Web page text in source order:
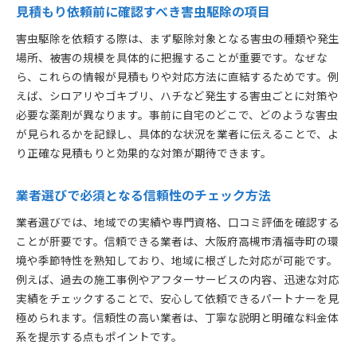
見積もり依頼前に確認すべき害虫駆除の項目
害虫駆除を依頼する際は、まず駆除対象となる害虫の種類や発生
場所、被害の規模を具体的に把握することが重要です。なぜな
ら、これらの情報が見積もりや対応方法に直結するためです。例
えば、シロアリやゴキブリ、ハチなど発生する害虫ごとに対策や
必要な薬剤が異なります。事前に自宅のどこで、どのような害虫
が見られるかを記録し、具体的な状況を業者に伝えることで、よ
り正確な見積もりと効果的な対策が期待できます。
業者選びで必須となる信頼性のチェック方法
業者選びでは、地域での実績や専門資格、口コミ評価を確認する
ことが肝要です。信頼できる業者は、大阪府高槻市清福寺町の環
境や季節特性を熟知しており、地域に根ざした対応が可能です。
例えば、過去の施工事例やアフターサービスの内容、迅速な対応
実績をチェックすることで、安心して依頼できるパートナーを見
極められます。信頼性の高い業者は、丁寧な説明と明確な料金体
系を提示する点もポイントです。